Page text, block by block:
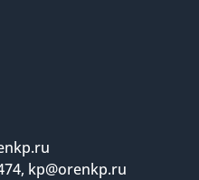
kp@orenkp.ru